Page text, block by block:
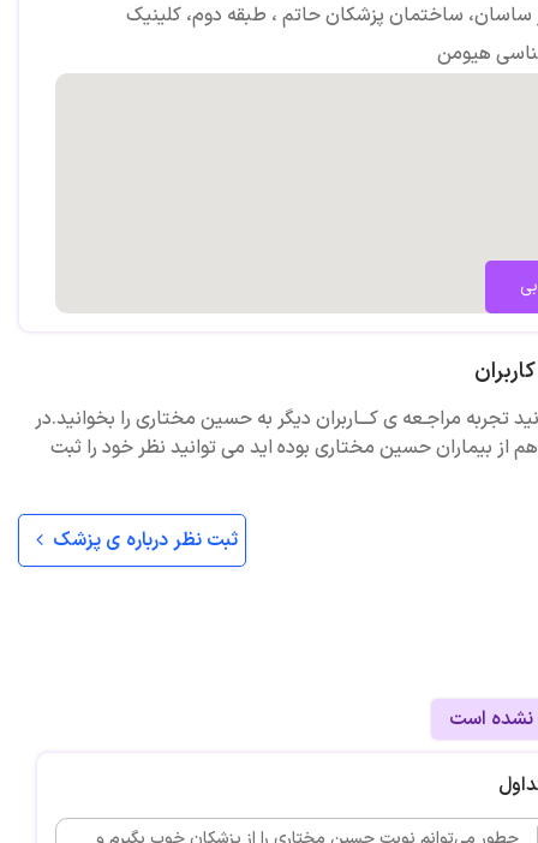
ساسان، ساختمان پزشکان حاتم ، طبقه دوم، کلینیک
هیومن
تجربه مراجـعه ی کـــاربران دیگر به حسین مختاری را بخوانید.در
از بیماران حسین مختاری بوده اید می توانید نظر خود را ثبت
ثبت نظر درباره ی پزشک
نشده است